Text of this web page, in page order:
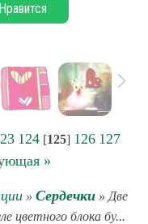
124[125] 126 127
»
» Сердечки» Две
цветного блока бу...